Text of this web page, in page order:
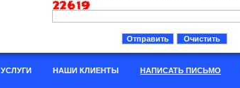
УСЛУГИ НАШИ КЛИЕНТЫ НАПИСАТЬ ПИСЬМО